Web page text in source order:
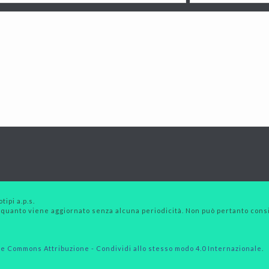
a.p.s.
viene aggiornato senza alcuna periodicità. Non può pertanto
Commons Attribuzione - Condividi allo stesso modo 4.0 Internazionale